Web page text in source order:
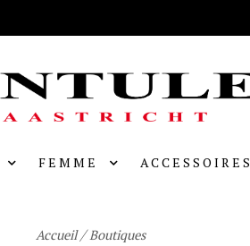
FEMME ACCESSOIRES
Accueil/Boutiques